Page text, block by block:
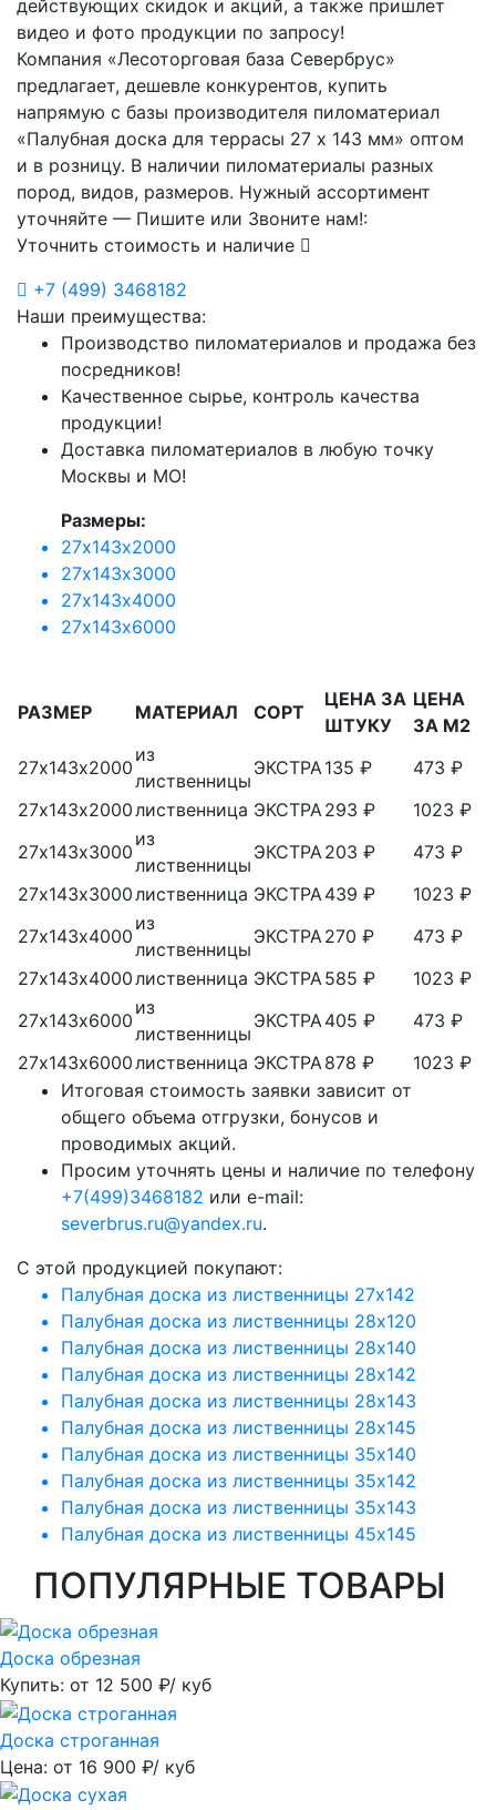
действующих скидок и акций, а также пришлет
видео и фото продукции по запросу!
Компания «Лесоторговая база Севербрус»
предлагает, дешевле конкурентов, купить
напрямую с базы производителя пиломатериал
«Палубная доска для террасы 27 х 143 мм» оптом
и в розницу. В наличии пиломатериалы разных
пород, видов, размеров. Нужный ассортимент
уточняйте — Пишите или Звоните нам!:
Уточнить стоимость и наличие
+7 (499) 3468182
Наши преимущества:
Производство пиломатериалов и продажа без
посредников!
Качественное сырье, контроль качества
продукции!
Доставка пиломатериалов в любую точку
Москвы и МО!
Размеры:
27х143х2000
27х143х3000
27х143х4000
27х143х6000
РАЗМЕР МАТЕРИАЛ СОРТ
ЦЕНА ЗА
ШТУКУ
ЦЕНА
ЗА М2
27х143х2000
из
лиственницы
ЭКСТРА135 ₽
473 ₽
27х143х2000лиственница ЭКСТРА293 ₽
1023 ₽
27х143х3000
из
лиственницы
ЭКСТРА203 ₽
473 ₽
27х143х3000лиственница ЭКСТРА439 ₽
1023 ₽
27х143х4000
из
лиственницы
ЭКСТРА270 ₽
473 ₽
27х143х4000лиственница ЭКСТРА585 ₽
1023 ₽
27х143х6000
из
лиственницы
ЭКСТРА405 ₽
473 ₽
27х143х6000лиственница ЭКСТРА878 ₽
1023 ₽
Итоговая стоимость заявки зависит от
общего объема отгрузки, бонусов и
проводимых акций.
Просим уточнять цены и наличие по телефону
+7(499)3468182 или e-mail:
severbrus.ru@yandex.ru.
C этой продукцией покупают:
Палубная доска из лиственницы 27х142
Палубная доска из лиственницы 28х120
Палубная доска из лиственницы 28х140
Палубная доска из лиственницы 28х142
Палубная доска из лиственницы 28х143
Палубная доска из лиственницы 28х145
Палубная доска из лиственницы 35х140
Палубная доска из лиственницы 35х142
Палубная доска из лиственницы 35х143
Палубная доска из лиственницы 45х145
ПОПУЛЯРНЫЕ ТОВАРЫ
Доска обрезная
Купить: от 12 500 ₽/ куб
Доска строганная
Цена: от 16 900 ₽/ куб